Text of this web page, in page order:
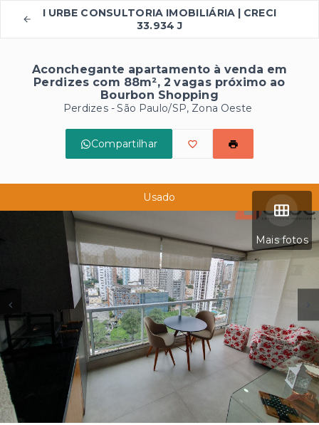
I URBE CONSULTORIA IMOBILIÁRIA | CRECI
33.934 J
Aconchegante apartamento à venda em
Perdizes com 88m², 2 vagas próximo ao
Bourbon Shopping
Perdizes - São Paulo/SP, Zona Oeste
Compartilhar
Mais fotos
Usado